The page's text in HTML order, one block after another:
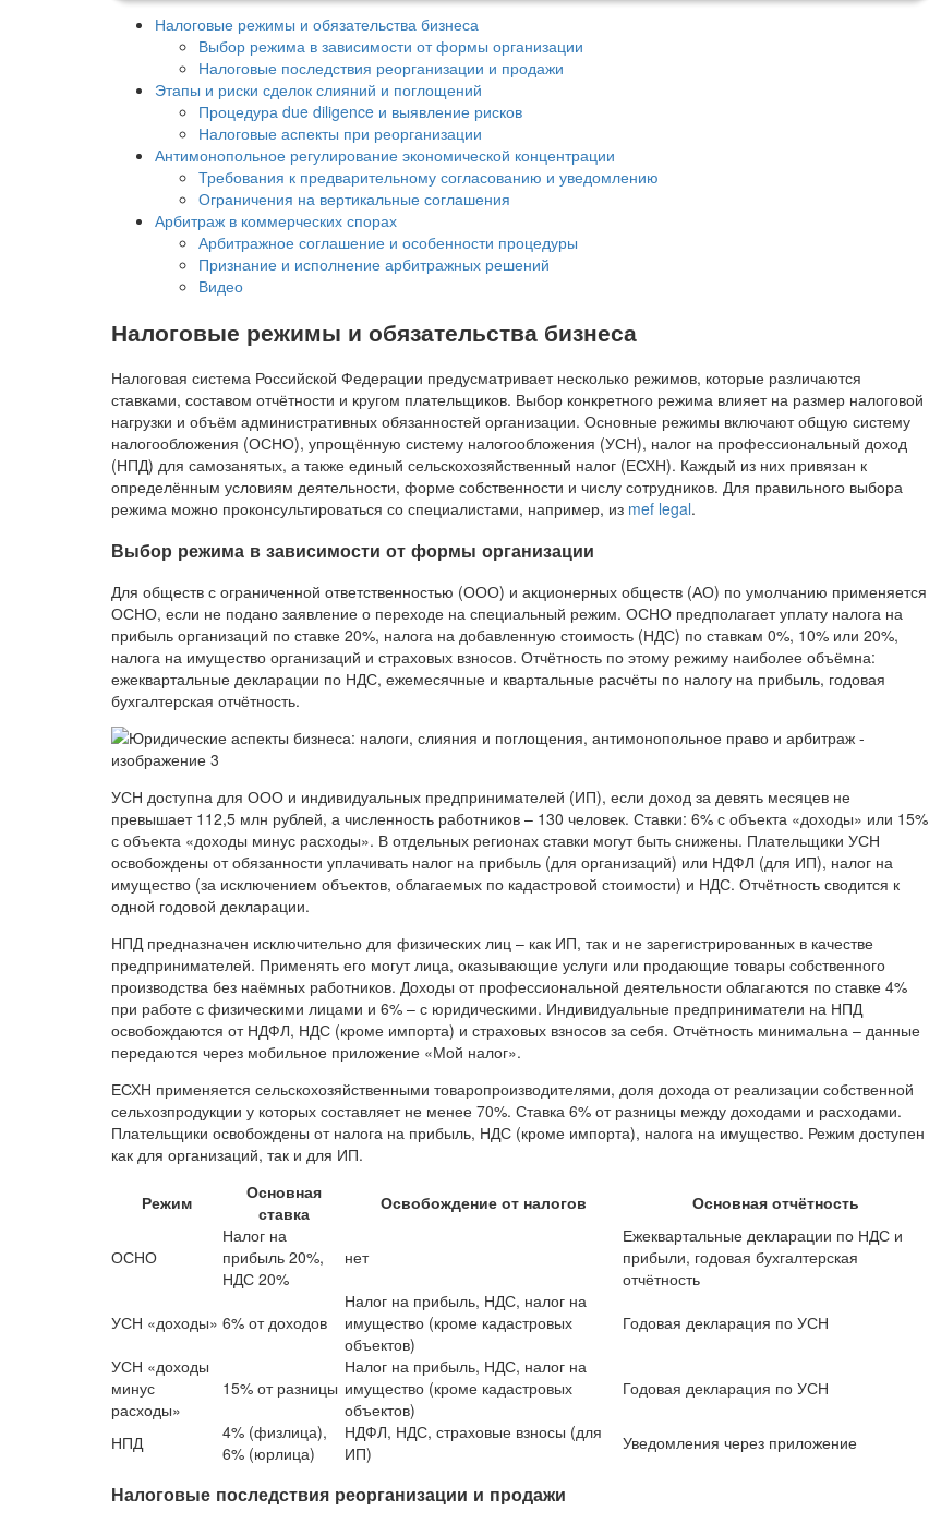
Налоговые режимы и обязательства бизнеса
Выбор режима в зависимости от формы организации
Налоговые последствия реорганизации и продажи
Этапы и риски сделок слияний и поглощений
Процедура due diligence и выявление рисков
Налоговые аспекты при реорганизации
Антимонопольное регулирование экономической концентрации
Требования к предварительному согласованию и уведомлению
Ограничения на вертикальные соглашения
Арбитраж в коммерческих спорах
Арбитражное соглашение и особенности процедуры
Признание и исполнение арбитражных решений
Видео
Налоговые режимы и обязательства бизнеса
Налоговая система Российской Федерации предусматривает несколько режимов, которые различаются
ставками, составом отчётности и кругом плательщиков. Выбор конкретного режима влияет на размер налоговой
нагрузки и объём административных обязанностей организации. Основные режимы включают общую систему
налогообложения (ОСНО), упрощённую систему налогообложения (УСН), налог на профессиональный доход
(НПД) для самозанятых, а также единый сельскохозяйственный налог (ЕСХН). Каждый из них привязан к
определённым условиям деятельности, форме собственности и числу сотрудников. Для правильного выбора
режима можно проконсультироваться со специалистами, например, из mef legal.
Выбор режима в зависимости от формы организации
Для обществ с ограниченной ответственностью (ООО) и акционерных обществ (АО) по умолчанию применяется
ОСНО, если не подано заявление о переходе на специальный режим. ОСНО предполагает уплату налога на
прибыль организаций по ставке 20%, налога на добавленную стоимость (НДС) по ставкам 0%, 10% или 20%,
налога на имущество организаций и страховых взносов. Отчётность по этому режиму наиболее объёмна:
ежеквартальные декларации по НДС, ежемесячные и квартальные расчёты по налогу на прибыль, годовая
бухгалтерская отчётность.
УСН доступна для ООО и индивидуальных предпринимателей (ИП), если доход за девять месяцев не
превышает 112,5 млн рублей, а численность работников – 130 человек. Ставки: 6% с объекта «доходы» или 15%
с объекта «доходы минус расходы». В отдельных регионах ставки могут быть снижены. Плательщики УСН
освобождены от обязанности уплачивать налог на прибыль (для организаций) или НДФЛ (для ИП), налог на
имущество (за исключением объектов, облагаемых по кадастровой стоимости) и НДС. Отчётность сводится к
одной годовой декларации.
НПД предназначен исключительно для физических лиц – как ИП, так и не зарегистрированных в качестве
предпринимателей. Применять его могут лица, оказывающие услуги или продающие товары собственного
производства без наёмных работников. Доходы от профессиональной деятельности облагаются по ставке 4%
при работе с физическими лицами и 6% – с юридическими. Индивидуальные предприниматели на НПД
освобождаются от НДФЛ, НДС (кроме импорта) и страховых взносов за себя. Отчётность минимальна – данные
передаются через мобильное приложение «Мой налог».
ЕСХН применяется сельскохозяйственными товаропроизводителями, доля дохода от реализации собственной
сельхозпродукции у которых составляет не менее 70%. Ставка 6% от разницы между доходами и расходами.
Плательщики освобождены от налога на прибыль, НДС (кроме импорта), налога на имущество. Режим доступен
как для организаций, так и для ИП.
Режим
Основная
ставка
Освобождение от налогов Основная отчётность
ОСНО
Налог на
прибыль 20%,
НДС 20%
нет
Ежеквартальные декларации по НДС и
прибыли, годовая бухгалтерская
отчётность
УСН «доходы» 6% от доходов
Налог на прибыль, НДС, налог на
имущество (кроме кадастровых
объектов)
Годовая декларация по УСН
УСН «доходы
минус
расходы»
15% от разницы
Налог на прибыль, НДС, налог на
имущество (кроме кадастровых
объектов)
Годовая декларация по УСН
НПД
4% (физлица),
6% (юрлица)
НДФЛ, НДС, страховые взносы (для
ИП)
Уведомления через приложение
Налоговые последствия реорганизации и продажи